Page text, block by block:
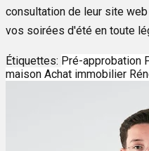
consultation de leur site
vos soirées d'été en toute
Étiquettes: Pré-approbation
maison Achat immobilier